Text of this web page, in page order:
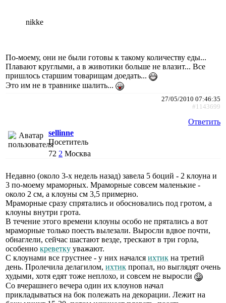
nikke
По-моему, они не были готовы к такому количеству еды...
Плавают круглыми, а в животики больше не влазит... Все
пришлось старшим товарищам доедать...
Это им не в травнике шалить...
27/05/2010 07:46:35
#1143699
Ответить
sellinne
Посетитель
72 2 Москва
Недавно (около 3-х недель назад) завела 5 боций - 2 клоуна и
3 по-моему мраморных. Мраморные совсем маленькие -
около 2 см, а клоуны см 3,5 примерно.
Мраморные сразу спрятались и обосновались под гротом, а
клоуны внутри грота.
В течение этого времени клоуны особо не прятались а вот
мраморные только поесть вылезали. Выросли вдвое почти,
обнаглели, сейчас шастают везде, трескают в три горла,
особенно креветку уважают.
С клоунами все грустнее - у них начался ихтик на третий
день. Пролечила делагилом, ихтик пропал, но выглядят очень
худыми, хотя едят тоже неплохо, и совсем не выросли
Со вчерашнего вечера один их клоунов начал
прикладываться на бок полежать на декорации. Лежит на